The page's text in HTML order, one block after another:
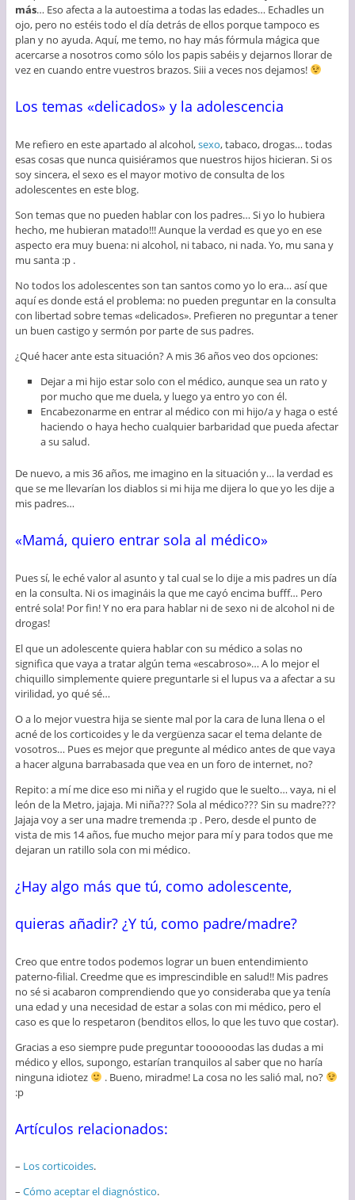
más… Eso afecta a la autoestima a todas las edades… Echadles un
ojo, pero no estéis todo el día detrás de ellos porque tampoco es
plan y no ayuda. Aquí, me temo, no hay más fórmula mágica que
acercarse a nosotros como sólo los papis sabéis y dejarnos llorar de
vez en cuando entre vuestros brazos. Siii a veces nos dejamos!
Los temas «delicados» y la adolescencia
Me refiero en este apartado al alcohol,sexo, tabaco, drogas… todas
esas cosas que nunca quisiéramos que nuestros hijos hicieran. Si os
soy sincera, el sexo es el mayor motivo de consulta de los
adolescentes en este blog.
Son temas que no pueden hablar con los padres… Si yo lo hubiera
hecho, me hubieran matado!!! Aunque la verdad es que yo en ese
aspecto era muy buena: ni alcohol, ni tabaco, ni nada. Yo, mu sana y
mu santa :p .
No todos los adolescentes son tan santos como yo lo era… así que
aquí es donde está el problema: no pueden preguntar en la consulta
con libertad sobre temas «delicados». Prefieren no preguntar a tener
un buen castigo y sermón por parte de sus padres.
¿Qué hacer ante esta situación? A mis 36 años veo dos opciones:
Dejar a mi hijo estar solo con el médico, aunque sea un rato y
por mucho que me duela, y luego ya entro yo con él.
Encabezonarme en entrar al médico con mi hijo/a y haga o esté
haciendo o haya hecho cualquier barbaridad que pueda afectar
a su salud.
De nuevo, a mis 36 años, me imagino en la situación y… la verdad es
que se me llevarían los diablos si mi hija me dijera lo que yo les dije a
mis padres…
«Mamá, quiero entrar sola al médico»
Pues sí, le eché valor al asunto y tal cual se lo dije a mis padres un día
en la consulta. Ni os imagináis la que me cayó encima bufff… Pero
entré sola! Por fin! Y no era para hablar ni de sexo ni de alcohol ni de
drogas!
El que un adolescente quiera hablar con su médico a solas no
significa que vaya a tratar algún tema «escabroso»… A lo mejor el
chiquillo simplemente quiere preguntarle si el lupus va a afectar a su
virilidad, yo qué sé…
O a lo mejor vuestra hija se siente mal por la cara de luna llena o el
acné de los corticoides y le da vergüenza sacar el tema delante de
vosotros… Pues es mejor que pregunte al médico antes de que vaya
a hacer alguna barrabasada que vea en un foro de internet, no?
Repito: a mí me dice eso mi niña y el rugido que le suelto… vaya, ni el
león de la Metro, jajaja. Mi niña??? Sola al médico??? Sin su madre???
Jajaja voy a ser una madre tremenda :p . Pero, desde el punto de
vista de mis 14 años, fue mucho mejor para mí y para todos que me
dejaran un ratillo sola con mi médico.
¿Hay algo más que tú, como adolescente,
quieras añadir? ¿Y tú, como padre/madre?
Creo que entre todos podemos lograr un buen entendimiento
paterno-filial. Creedme que es imprescindible en salud!! Mis padres
no sé si acabaron comprendiendo que yo consideraba que ya tenía
una edad y una necesidad de estar a solas con mi médico, pero el
caso es que lo respetaron (benditos ellos, lo que les tuvo que costar).
Gracias a eso siempre pude preguntar toooooodas las dudas a mi
médico y ellos, supongo, estarían tranquilos al saber que no haría
ninguna idiotez
. Bueno, miradme! La cosa no les salió mal, no?
:p
Artículos relacionados:
– Los corticoides.
– Cómo aceptar el diagnóstico.